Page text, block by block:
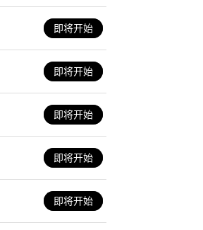
即将开始
即将开始
即将开始
即将开始
即将开始